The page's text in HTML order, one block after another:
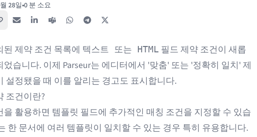
28일•0 분 소요
링크 복사
이메일 LinkedInTeams WhatsAppTelegram
된 제약 조건 목록에 텍스트 또는 HTML 필드 제약 조건이 새롭
었습니다. 이제 Parseur는 에디터에서 '맞춤' 또는 '정확히 일치' 제
설정됐을 때 이를 알리는 경고도 표시합니다.
조건이란?
을 활용하면 템플릿 필드에 추가적인 매칭 조건을 지정할 수 있습
한 문서에 여러 템플릿이 일치할 수 있는 경우 특히 유용합니다.